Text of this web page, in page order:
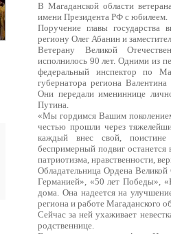
В Магаданской области
имени Президента РФ с юбилеем.
Поручение главы государства
региону Олег Абанин и
Ветерану Великой
исполнилось 90 лет. Одними из
федеральный инспектор по
губернатора региона
Они передали имениннице
Путина.
«Мы гордимся Вашим
честью прошли через
каждый внес свой,
беспримерный подвиг
патриотизма, нравственности,
Обладательница Ордена
Германией», «50 лет Победы»,
дома. Она надеется на
региона и работе Магаданского
Сейчас за ней ухаживает
родственнице.